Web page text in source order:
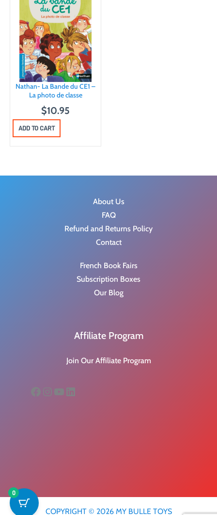
Nathan- La Bande du CE1 –
La photo de classe
$10.95
ADD TO CART
About Us
FAQ
Refund and Returns Policy
Contact
French Book Fairs
Subscription Boxes
Our Blog
Affiliate Program
Join Our Affiliate Program
Facebook
Instagram
YouTube
LinkedIn
COPYRIGHT © 2026 MY BULLE TOYS
0